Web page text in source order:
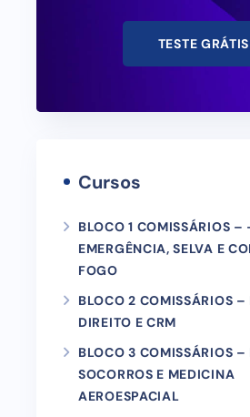
TESTE GRÁTIS
Cursos
BLOCO 1 COMISSÁRIOS –
EMERGÊNCIA, SELVA E
FOGO
BLOCO 2 COMISSÁRIOS –
DIREITO E CRM
BLOCO 3 COMISSÁRIOS –
SOCORROS E MEDICINA
AEROESPACIAL